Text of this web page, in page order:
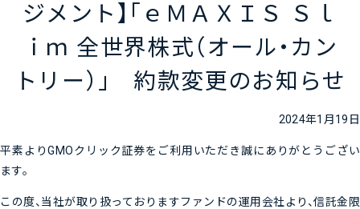
ジメント】「ｅＭＡＸＩＳ Ｓｌ
ｉｍ 全世界株式（オール・カン
トリー）」 約款変更のお知らせ
2024年1月19日
平素よりGMOクリック証券をご利用いただき誠にありがとうござい
ます。
この度、当社が取り扱っておりますファンドの運用会社より、信託金限